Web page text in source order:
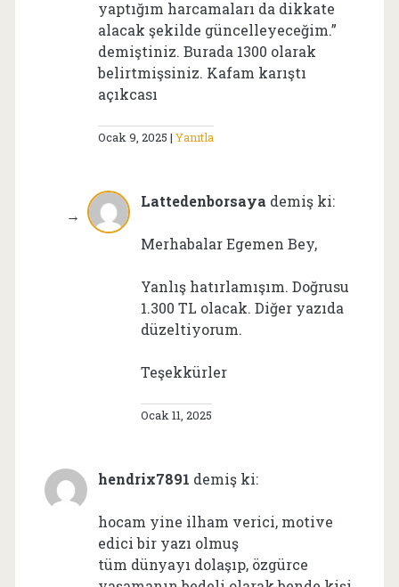
yaptığım harcamaları da dikkate
alacak şekilde güncelleyeceğim.”
demiştiniz. Burada 1300 olarak
belirtmişsiniz. Kafam karıştı
açıkcası
Ocak 9, 2025 Yanıtla
Lattedenborsaya demiş ki:
Merhabalar Egemen Bey,
Yanlış hatırlamışım. Doğrusu
1.300 TL olacak. Diğer yazıda
düzeltiyorum.
Teşekkürler
Ocak 11, 2025
hendrix7891 demiş ki:
hocam yine ilham verici, motive
edici bir yazı olmuş
tüm dünyayı dolaşıp, özgürce